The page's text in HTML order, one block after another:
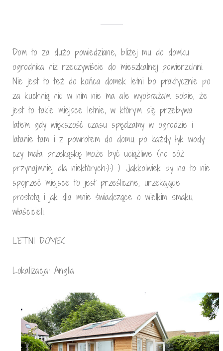
Dom to za dużo powiedziane, bliżej mu do domku
ogrodnika niż rzeczywiście do mieszkalnej powierzchni.
Nie jest to też do końca domek letni bo praktycznie po
za kuchnią nic w nim nie ma ale wyobrażam sobie, że
jest to takie miejsce letnie, w którym się przebywa
latem gdy większość czasu spędzamy w ogrodzie i
latanie tam i z powrotem do domu po każdy łyk wody
czy mała przekąskę może być uciążliwe (no cóż
przynajmniej dla niektórych:):) ). Jakkolwiek by na to nie
spojrzeć miejsce to jest prześliczne, urzekające
prostotą i jak dla mnie świadczące o wielkim smaku
właścicieli.
LETNI DOMEK
Lokalizacja: Anglia